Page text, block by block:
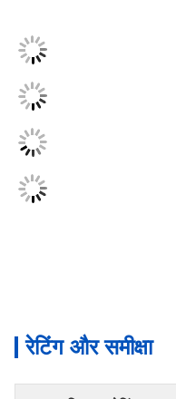
रेटिंग और समीक्षा